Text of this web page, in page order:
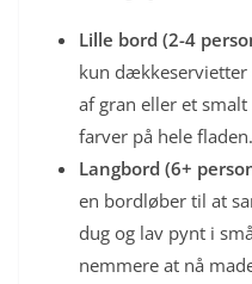
Lille bord (2-4
kun dækkeservietter
af gran eller et
farver på hele fladen.
Langbord (6+
en bordløber til at
dug og lav pynt i
nemmere at nå